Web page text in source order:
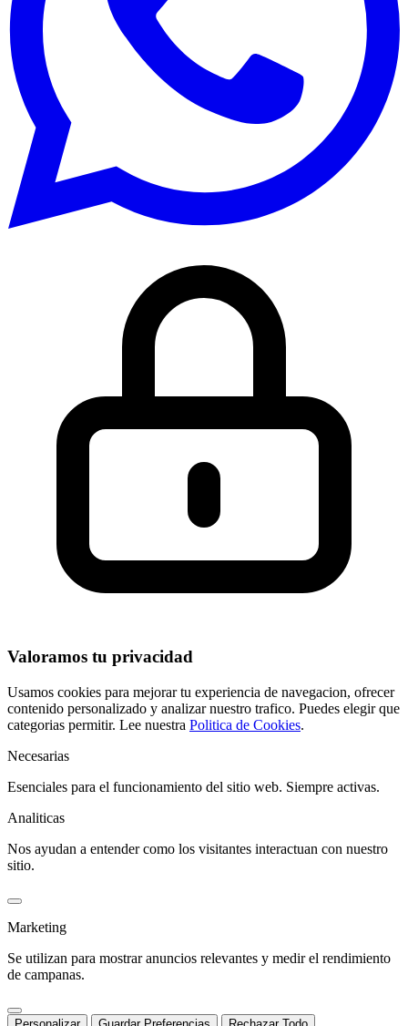
Valoramos tu privacidad
Usamos cookies para mejorar tu experiencia de navegacion, ofrecer
contenido personalizado y analizar nuestro trafico. Puedes elegir que
categorias permitir. Lee nuestra Politica de Cookies.
Necesarias
Esenciales para el funcionamiento del sitio web. Siempre activas.
Analiticas
Nos ayudan a entender como los visitantes interactuan con nuestro
sitio.
Marketing
Se utilizan para mostrar anuncios relevantes y medir el rendimiento
de campanas.